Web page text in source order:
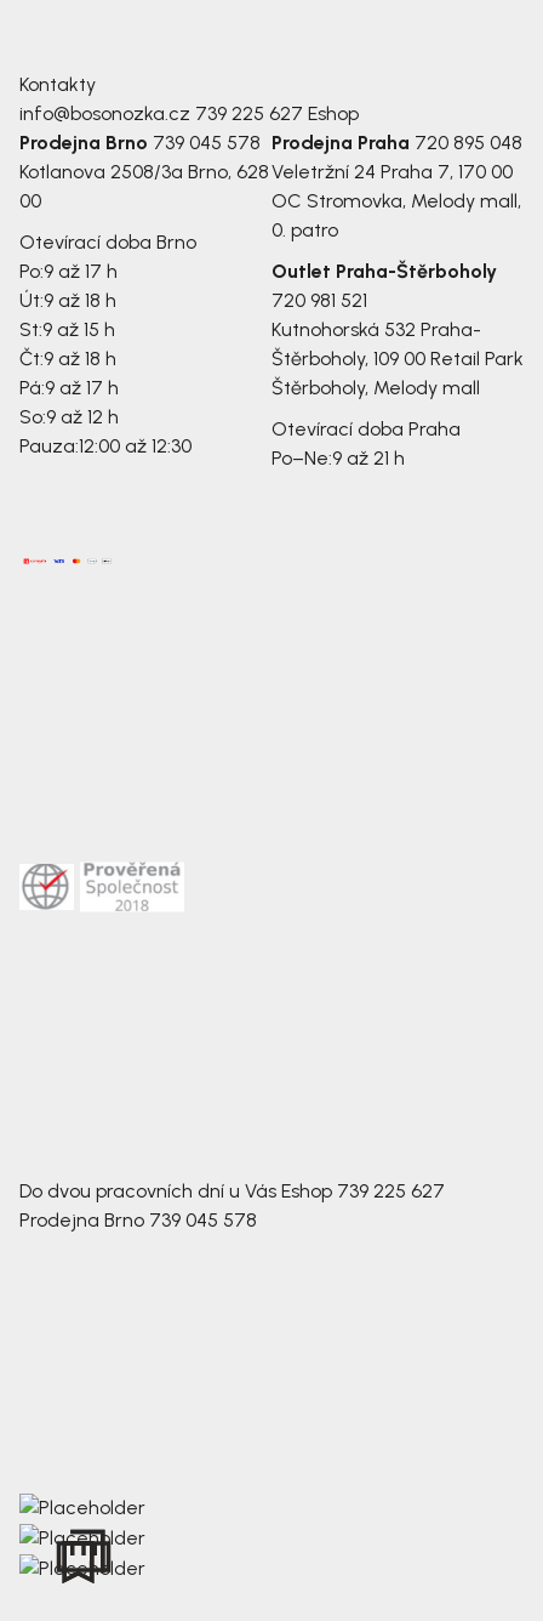
Kontakty
info@bosonozka.cz 739 225 627 Eshop
Prodejna Brno 739 045 578
Kotlanova 2508/3a Brno, 628
00
Otevírací doba Brno
Po:9 až 17 h
Út:9 až 18 h
St:9 až 15 h
Čt:9 až 18 h
Pá:9 až 17 h
So:9 až 12 h
Pauza:12:00 až 12:30
Prodejna Praha 720 895 048
Veletržní 24 Praha 7, 170 00
OC Stromovka, Melody mall,
0. patro
Outlet Praha-Štěrboholy
720 981 521
Kutnohorská 532 Praha-
Štěrboholy, 109 00 Retail Park
Štěrboholy, Melody mall
Otevírací doba Praha
Po–Ne:9 až 21 h
Do dvou pracovních dní u Vás Eshop 739 225 627
Prodejna Brno 739 045 578